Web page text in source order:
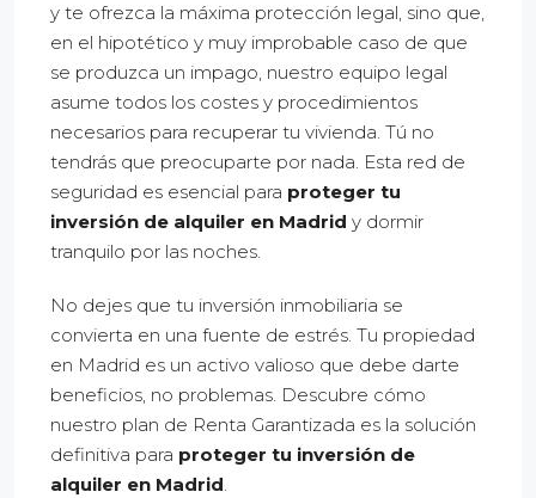
y te ofrezca la máxima protección legal, sino que,
en el hipotético y muy improbable caso de que
se produzca un impago, nuestro equipo legal
asume todos los costes y procedimientos
necesarios para recuperar tu vivienda. Tú no
tendrás que preocuparte por nada. Esta red de
seguridad es esencial para proteger tu
inversión de alquiler en Madrid y dormir
tranquilo por las noches.
No dejes que tu inversión inmobiliaria se
convierta en una fuente de estrés. Tu propiedad
en Madrid es un activo valioso que debe darte
beneficios, no problemas. Descubre cómo
nuestro plan de Renta Garantizada es la solución
definitiva para proteger tu inversión de
alquiler en Madrid.